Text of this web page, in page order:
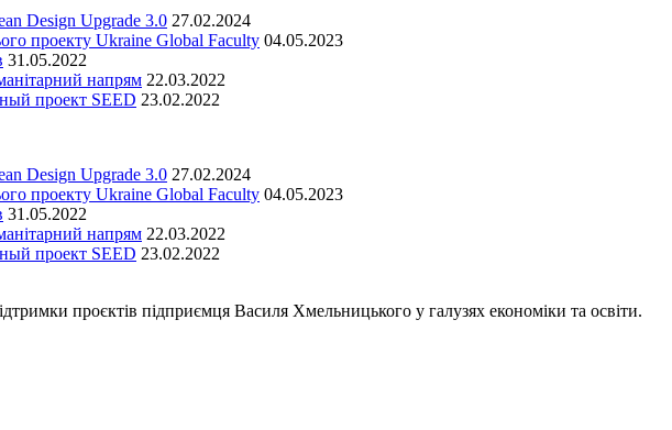
Design Upgrade 3.0 27.02.2024
проекту Ukraine Global Faculty 04.05.2023
31.05.2022
напрям 22.03.2022
проект SEED 23.02.2022
Design Upgrade 3.0 27.02.2024
проекту Ukraine Global Faculty 04.05.2023
31.05.2022
напрям 22.03.2022
проект SEED 23.02.2022
проєктів підприємця Василя Хмельницького у галузях економіки та освіти.